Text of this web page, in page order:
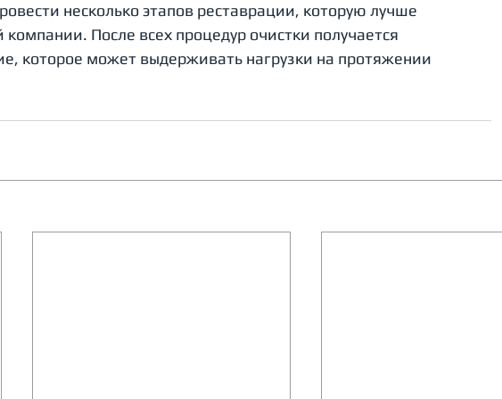
несколько этапов реставрации, которую лучше
После всех процедур очистки получается
которое может выдерживать нагрузки на протяжении